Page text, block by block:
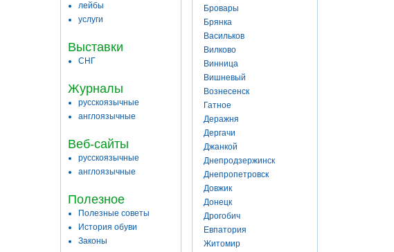
лейбы
услуги
Выставки
СНГ
Журналы
русскоязычные
англоязычные
Веб-сайты
русскоязычные
англоязычные
Полезное
Полезные советы
История обуви
Законы
Бровары
Брянка
Васильков
Вилково
Винница
Вишневый
Вознесенск
Гатное
Деражня
Дергачи
Джанкой
Днепродзержинск
Днепропетровск
Довжик
Донецк
Дрогобич
Евпатория
Житомир